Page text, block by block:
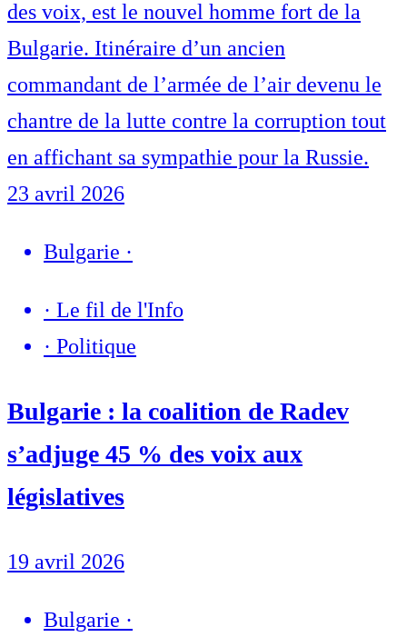
des voix, est le nouvel homme fort de la
Bulgarie. Itinéraire d’un ancien
commandant de l’armée de l’air devenu le
chantre de la lutte contre la corruption tout
en affichant sa sympathie pour la Russie.
23 avril 2026
Bulgarie ·
· Le fil de l'Info
· Politique
Bulgarie : la coalition de Radev
s’adjuge 45 % des voix aux
législatives
19 avril 2026
Bulgarie ·